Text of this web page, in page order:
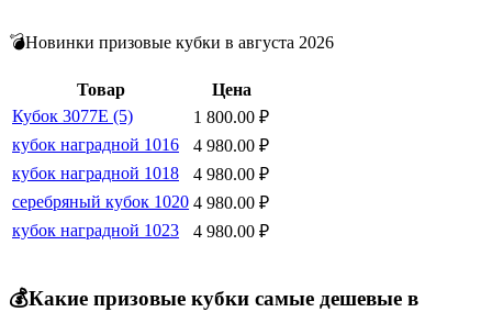
💣Новинки призовые кубки в августа 2026
Товар
Цена
Кубок 3077E (5)
1 800.00 ₽
кубок наградной 1016
4 980.00 ₽
кубок наградной 1018
4 980.00 ₽
серебряный кубок 1020 4 980.00 ₽
кубок наградной 1023
4 980.00 ₽
💰Какие призовые кубки самые дешевые в